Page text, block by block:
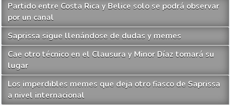
Partido entre Costa Rica y Belice solo se podrá observar
por un canal
Saprissa sigue llenándose de dudas y memes
Cae otro técnico en el Clausura y Minor Díaz tomará su
lugar
Los imperdibles memes que deja otro fiasco de Saprissa
a nivel internacional